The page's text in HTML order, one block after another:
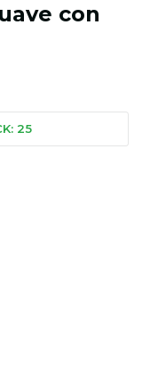
con
25